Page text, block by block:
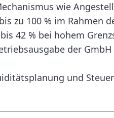
wie
zu 100 % im Rahmen
42 % bei hohem
der GmbH
und